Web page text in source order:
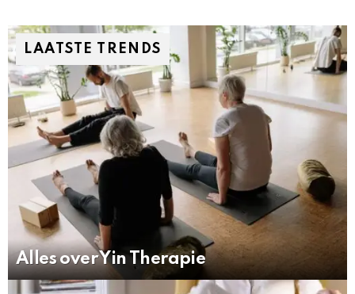
LAATSTE TRENDS
Alles over Yin Therapie